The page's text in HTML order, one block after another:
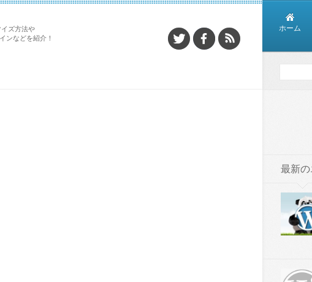
ズ方法や
ンなどを紹介！
ホーム
最新